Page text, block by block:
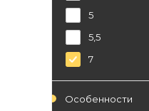
5
5,5
7
Особенности